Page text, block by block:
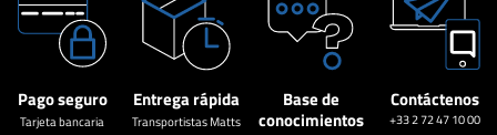
Pago seguro
Tarjeta bancaria
Entrega rápida
Transportistas Matts
Base de
conocimientos
Contáctenos
+33 2 72 47 10 00